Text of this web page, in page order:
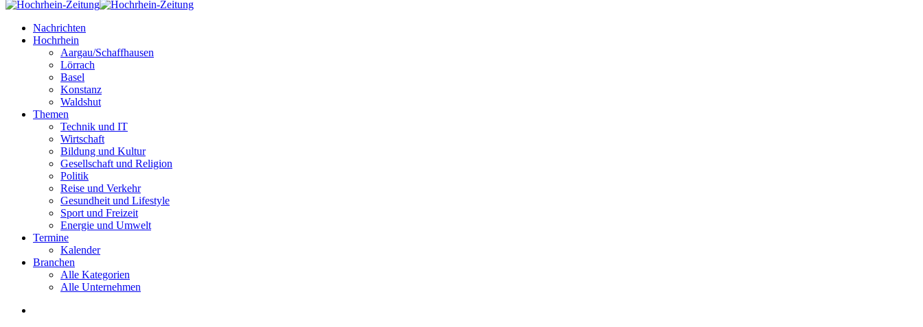
Nachrichten
Hochrhein
Aargau/Schaffhausen
Lörrach
Basel
Konstanz
Waldshut
Themen
Technik und IT
Wirtschaft
Bildung und Kultur
Gesellschaft und Religion
Politik
Reise und Verkehr
Gesundheit und Lifestyle
Sport und Freizeit
Energie und Umwelt
Termine
Kalender
Branchen
Alle Kategorien
Alle Unternehmen